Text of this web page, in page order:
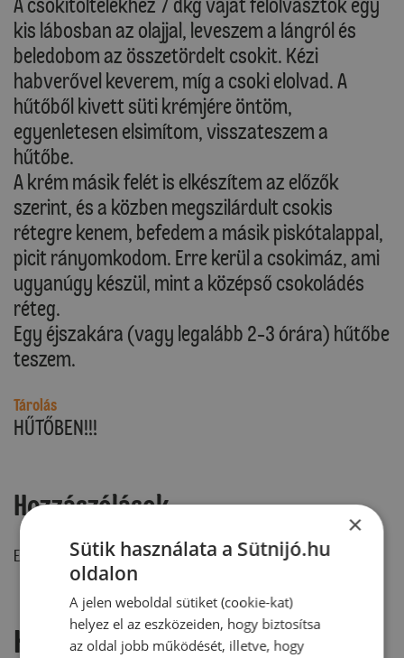
kis lábosban az olajjal, leveszem a lángról és
beledobom az összetördelt csokit. Kézi
habverővel keverem, míg a csoki elolvad. A
hűtőből kivett süti krémjére öntöm,
egyenletesen elsimítom, visszateszem a
hűtőbe.
A krém másik felét is elkészítem az előzők
szerint, és a közben megszilárdult csokis
rétegre kenem, befedem a másik piskótalappal,
picit rányomkodom. Erre kerül a csokimáz, ami
ugyanúgy készül, mint a középső csokoládés
réteg.
Egy éjszakára (vagy legalább 2-3 órára) hűtőbe
teszem.
Tárolás
HŰTŐBEN!!!
Hozzászólások
Ehhez a recepthez még nem érkezett hozzászólás.
Hozzászólás írása
×
Sütik használata a Sütnijó.hu
oldalon
A jelen weboldal sütiket (cookie-kat)
helyez el az eszközeiden, hogy biztosítsa
az oldal jobb működését, illetve, hogy